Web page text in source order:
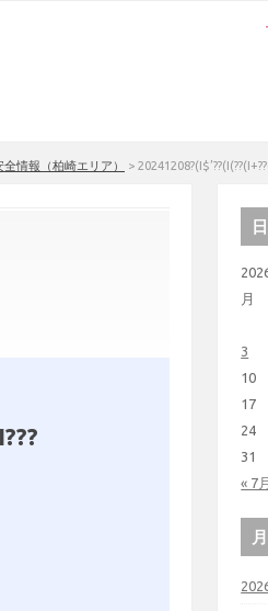
全情報（柏崎エリア） >
月
« 7月
3
10
17
24
31